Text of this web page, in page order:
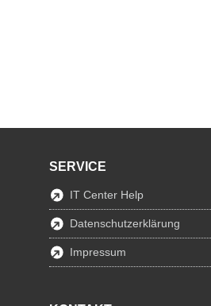
SERVICE
IT Center Help
Datenschutzerklärung
Impressum